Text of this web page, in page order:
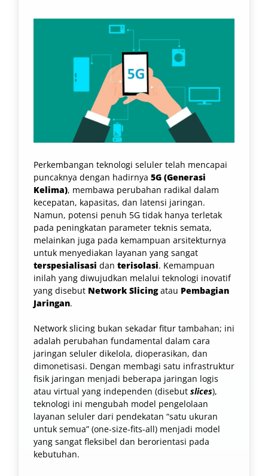
Perkembangan teknologi seluler telah mencapai
puncaknya dengan hadirnya 5G (Generasi
Kelima), membawa perubahan radikal dalam
kecepatan, kapasitas, dan latensi jaringan.
Namun, potensi penuh 5G tidak hanya terletak
pada peningkatan parameter teknis semata,
melainkan juga pada kemampuan arsitekturnya
untuk menyediakan layanan yang sangat
terspesialisasi dan terisolasi. Kemampuan
inilah yang diwujudkan melalui teknologi inovatif
yang disebut Network Slicingatau Pembagian
Jaringan.
Network slicing bukan sekadar fitur tambahan; ini
adalah perubahan fundamental dalam cara
jaringan seluler dikelola, dioperasikan, dan
dimonetisasi. Dengan membagi satu infrastruktur
fisik jaringan menjadi beberapa jaringan logis
atau virtual yang independen (disebut slices),
teknologi ini mengubah model pengelolaan
layanan seluler dari pendekatan “satu ukuran
untuk semua” (one-size-fits-all) menjadi model
yang sangat fleksibel dan berorientasi pada
kebutuhan.